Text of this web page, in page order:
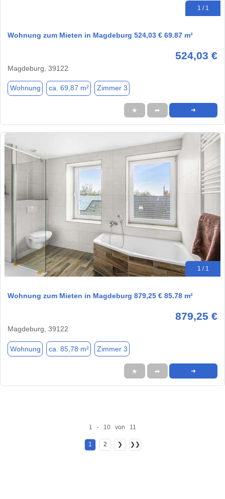
1 / 1
Wohnung zum Mieten in Magdeburg 524,03 € 69.87 m²
524,03 €
Magdeburg, 39122
Wohnung ca. 69,87 m² Zimmer 3
★ ➦ ➜
1 / 1
Wohnung zum Mieten in Magdeburg 879,25 € 85.78 m²
879,25 €
Magdeburg, 39122
Wohnung ca. 85,78 m² Zimmer 3
★ ➦ ➜
1 - 10 von 11
1 2 ❯ ❯❯